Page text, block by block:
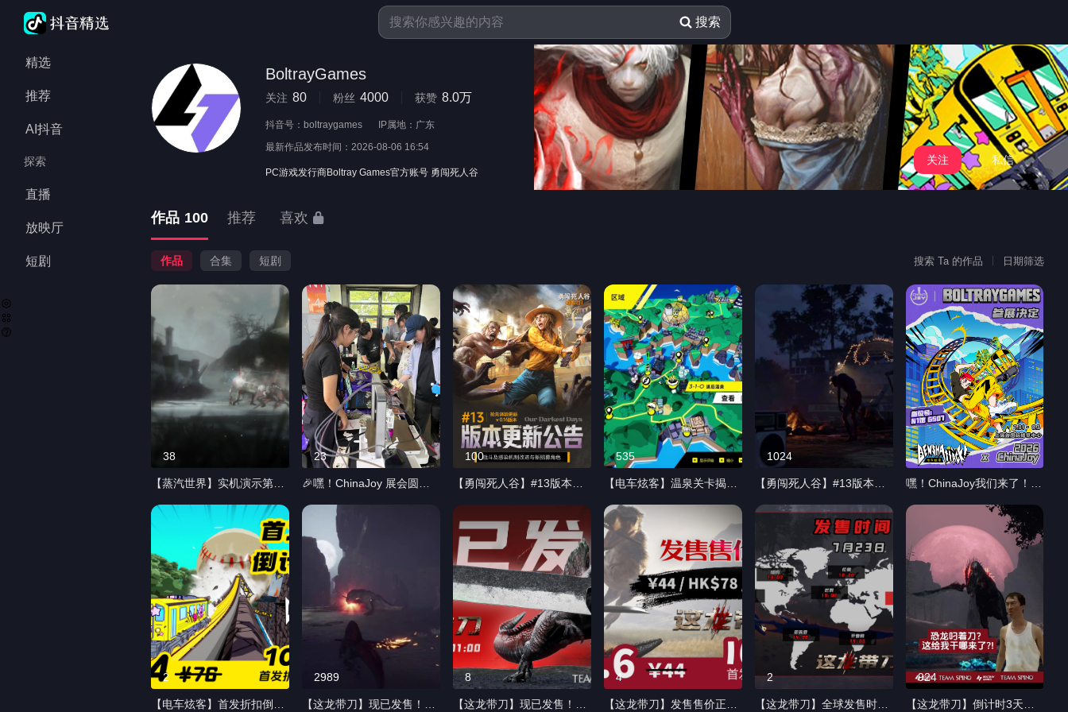
精选
推荐
AI抖音
探索
直播
放映厅
短剧
搜索
BoltrayGames
关注 80 粉丝 4000 获赞 8.0万
抖音号： boltraygames
IP属地：广东
最新作品发布时间： 2026-08-06 16:54
PC游戏发行商Boltray Games官方账号 勇闯死人谷
私信
关注
作品 100 推荐 喜欢
作品 合集 短剧 搜索 Ta 的作品 日期筛选
38
【蒸汽世界】实机演示第6
域 嘿！实机演示第6弹来
啦！！实机处决动作以及
BOSS战🚧 游戏画面与核心
玩法仍在持续打磨优化中~
本期实机展示处决动作，
BOSS战两大核心内容。 游
戏即将于8月18号上线，敬
请期待！ #蒸汽世界 #游戏
推荐 #实机演示 #类魂
23
🎉嘿！ChinaJoy 展会圆满
真切感受到玩家们的超高热
情🔥 本次参展带来的《电车
炫客》《勇闯死人谷暗黑之
日》《这龙带刀》《虚空潜
者：逃出深渊》《蒸汽世
界》！ 我们在现场也收到了
许多玩家的反馈说我们游戏
很有意思很疯狂！ 【炫！我
疯狂的炫！】【如果你是
龙，也好！】 关注我们！还
100
【勇闯死人谷】#13版本更
闯死人谷：暗黑之日》抢先
体验更新 #13，已于北京时
间 7 月 28 日正式上线。 本
次更新新增可招募角色：坎
迪、伊娃、泰勒。 坎迪会在
公共区域唱歌使避难所全体
成员提高士气！ 备受大家期
待的伊娃也正在水处理厂等
候，快去找到她，带她一同
逃离沃尔顿市！ 同时我们对
战斗系统与感染机制进行全
535
【电车炫客】温泉关卡揭
叮叮叮~电车到站温泉站！
一直驾驶电车也需要好好休
息，才能继续跟未来道公司
对抗！ 快跟伙伴们下车一起
泡温泉休闲聊聊天啵~ #电
车炫客 #竞速游戏 #跑酷游
戏 #游戏推荐
1024
【勇闯死人谷】#13版本更
新招募角色 Hello！幸存者
们，《勇闯死人谷：暗黑之
日》抢先体验更新#13，已
于北京时间7月28号上线。
本次更新将带来：坎迪，伊
娃，泰勒等可招募角色~ 之
前呼声很高的伊娃，这次在
自来水厂等待你们过来带她
离开！ 战斗与感染机制也进
行了优化，希望能够给大家
带来更好的游玩体验！ #生
5
嘿！ChinaJoy我们来了！。
ChinaJoy！我们上海见！
各位玩家大家好！很高兴正
式向大家宣布： 由我们代理
的《勇闯死人谷：暗黑之
日》《电车炫客》《这龙带
刀》《蒸汽世界》《虚空潜
者：逃出深渊》 将集体登陆
2026 ChinaJoy！ 欢迎各位
玩家莅临现场，线下交流、
试玩体验！ 📌展会信息 📅
7 月 31 日 — 8 月 3 日 📍
2
【电车炫客】首发折扣倒计
2989
【这龙带刀】现已发售！叼
8
【这龙带刀】现已发售！叼
4
【这龙带刀】发售售价正式
2
【这龙带刀】全球发售时间
924
【这龙带刀】倒计时3天！